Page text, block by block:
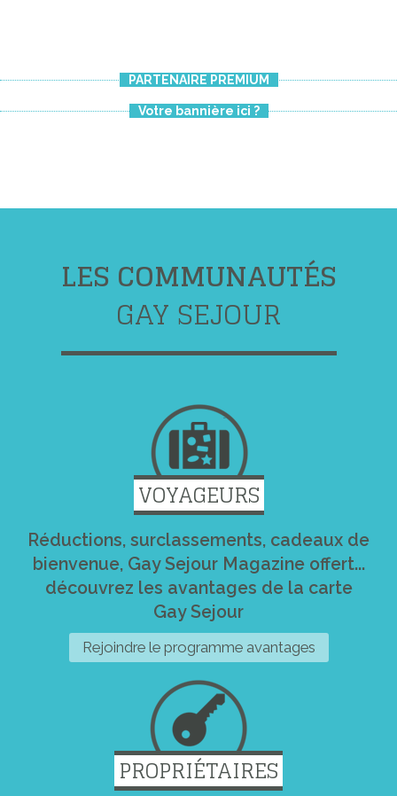
PARTENAIRE PREMIUM
Votre bannière ici ?
LES COMMUNAUTÉS
GAY SEJOUR
VOYAGEURS
Réductions, surclassements, cadeaux de
bienvenue, Gay Sejour Magazine offert...
découvrez les avantages de la carte
Gay Sejour
Rejoindre le programme avantages
PROPRIÉTAIRES